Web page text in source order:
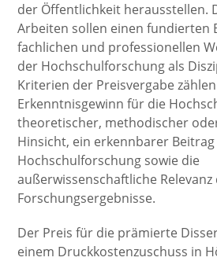
der Öffentlichkeit herausstellen.
Arbeiten sollen einen fundierten
fachlichen und professionellen
der Hochschulforschung als
Kriterien der Preisvergabe
Erkenntnisgewinn für die
theoretischer, methodischer
Hinsicht, ein erkennbarer
Hochschulforschung sowie die
außerwissenschaftliche Relevanz
Forschungsergebnisse.
Der Preis für die prämierte
einem Druckkostenzuschuss in